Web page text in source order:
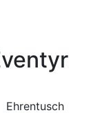
Ehrentusch